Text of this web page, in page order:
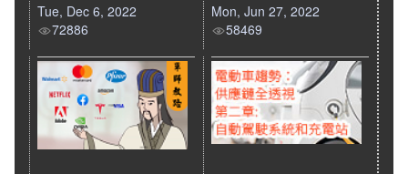
Tue, Dec 6, 2022
72886
Mon, Jun 27, 2022
58469